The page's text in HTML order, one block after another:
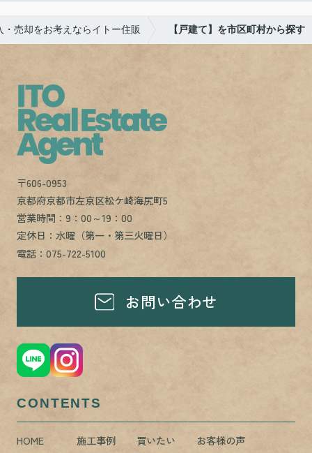
売却をお考えならイトー住販 【戸建て】を市区町村から探す
〒606-0953
京都府京都市左京区松ケ崎海尻町5
営業時間：9：00～19：00
定休日：水曜（第一・第三火曜日）
電話：075-722-5100
お問い合わせ
CONTENTS
HOME 施工事例 買いたい
お客様の声